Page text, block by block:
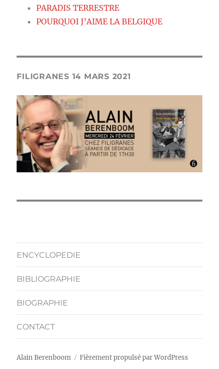
PARADIS TERRESTRE
POURQUOI J’AIME LA BELGIQUE
FILIGRANES 14 MARS 2021
ENCYCLOPEDIE
BIBLIOGRAPHIE
BIOGRAPHIE
CONTACT
Alain Berenboom Fièrement propulsé par WordPress